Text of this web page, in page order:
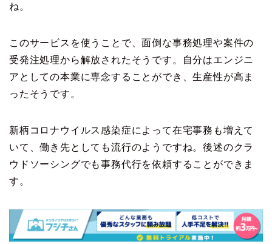
ね。
このサービスを使うことで、面倒な事務処理や案件の
受発注処理から解放されたそうです。自分はエンジニ
アとしての本業に専念することができ、生産性が高ま
ったそうです。
新柄コロナウイルス感染症によって在宅事務も増えて
いて、働き先としても流行のようですね。後述のクラ
ウドソーシングでも事務代行を依頼することができま
す。